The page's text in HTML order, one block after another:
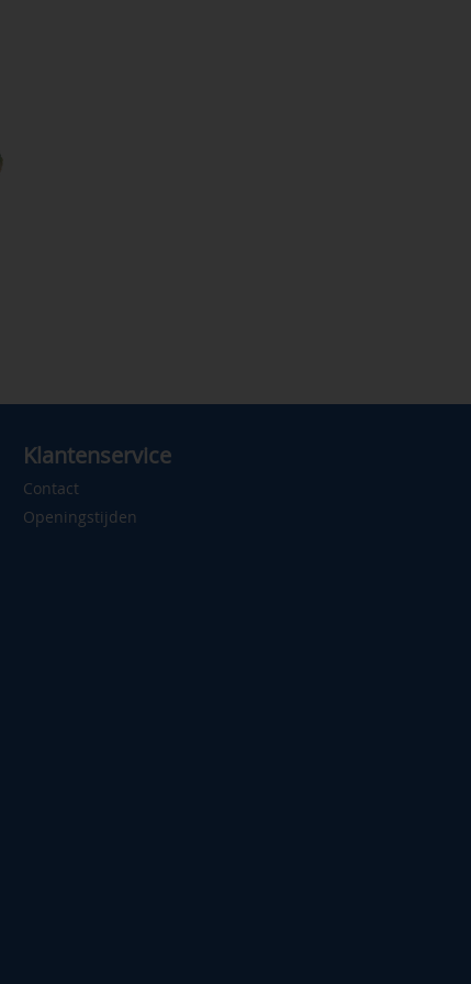
Klantenservice
Contact
Openingstijden